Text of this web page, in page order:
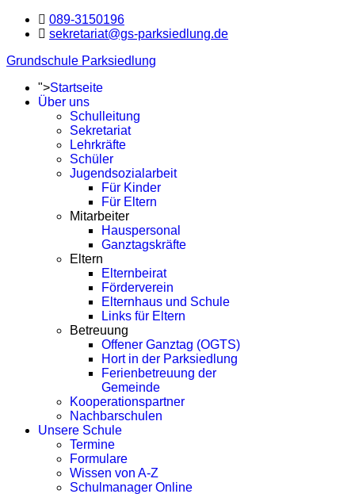
089-3150196
sekretariat@gs-parksiedlung.de
Grundschule Parksiedlung
">Startseite
Über uns
Schulleitung
Sekretariat
Lehrkräfte
Schüler
Jugendsozialarbeit
Für Kinder
Für Eltern
Mitarbeiter
Hauspersonal
Ganztagskräfte
Eltern
Elternbeirat
Förderverein
Elternhaus und Schule
Links für Eltern
Betreuung
Offener Ganztag (OGTS)
Hort in der Parksiedlung
Ferienbetreuung der
Gemeinde
Kooperationspartner
Nachbarschulen
Unsere Schule
Termine
Formulare
Wissen von A-Z
Schulmanager Online